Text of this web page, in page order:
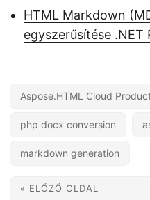
HTML Markdown
egyszerűsítése .NET
Aspose.HTML Cloud
php docx conversion
markdown generation
« ELŐZŐ OLDAL